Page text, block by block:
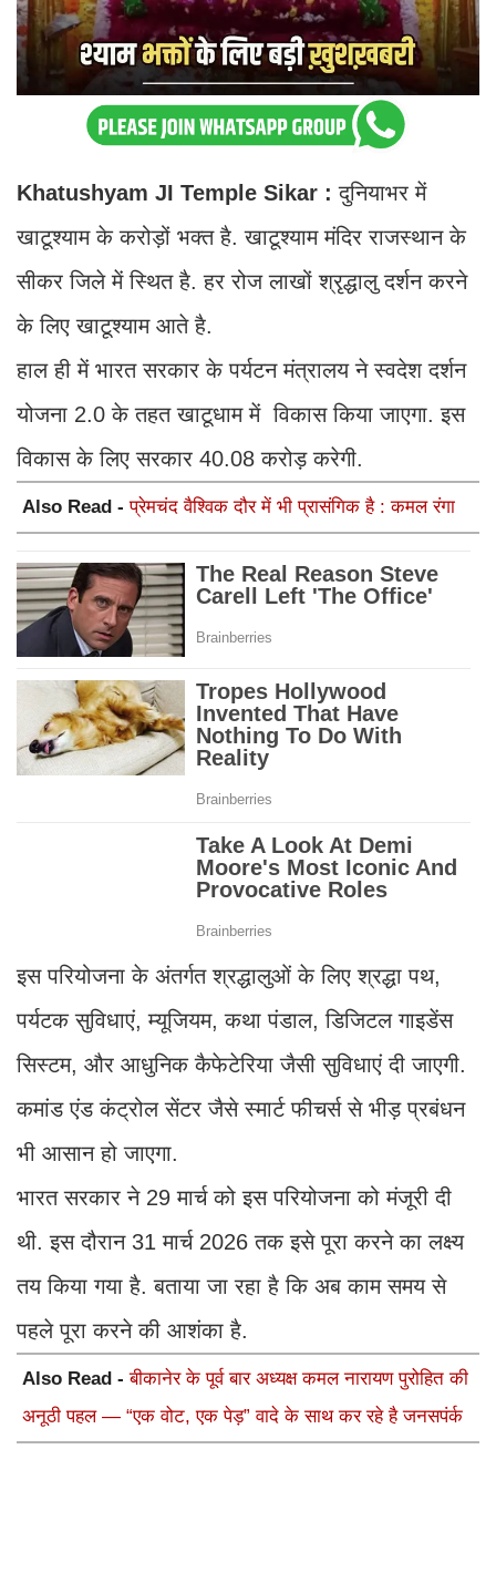
Khatushyam JI Temple Sikar :दुनियाभर में
खाटूश्याम के करोड़ों भक्त है. खाटूश्याम मंदिर राजस्थान के
सीकर जिले में स्थित है. हर रोज लाखों श्रृद्धालु दर्शन करने
के लिए खाटूश्याम आते है.
हाल ही में भारत सरकार के पर्यटन मंत्रालय ने स्वदेश दर्शन
योजना 2.0 के तहत खाटूधाम में विकास किया जाएगा. इस
विकास के लिए सरकार 40.08 करोड़ करेगी.
Also Read -प्रेमचंद वैश्विक दौर में भी प्रासंगिक है : कमल रंगा
इस परियोजना के अंतर्गत श्रद्धालुओं के लिए श्रद्धा पथ,
पर्यटक सुविधाएं, म्यूजियम, कथा पंडाल, डिजिटल गाइडेंस
सिस्टम, और आधुनिक कैफेटेरिया जैसी सुविधाएं दी जाएगी.
कमांड एंड कंट्रोल सेंटर जैसे स्मार्ट फीचर्स से भीड़ प्रबंधन
भी आसान हो जाएगा.
भारत सरकार ने 29 मार्च को इस परियोजना को मंजूरी दी
थी. इस दौरान 31 मार्च 2026 तक इसे पूरा करने का लक्ष्य
तय किया गया है. बताया जा रहा है कि अब काम समय से
पहले पूरा करने की आशंका है.
Also Read -बीकानेर के पूर्व बार अध्यक्ष कमल नारायण पुरोहित की
अनूठी पहल — “एक वोट, एक पेड़” वादे के साथ कर रहे है जनसपंर्क